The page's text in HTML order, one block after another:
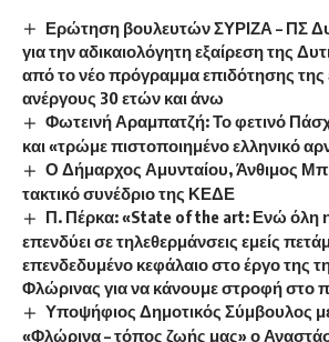
Ερώτηση βουλευτών ΣΥΡΙΖΑ – ΠΣ
για την αδικαιολόγητη εξαίρεση της
από το νέο πρόγραμμα επιδότησης της
ανέργους 30 ετών και άνω
Φωτεινή Αραμπατζή: Το φετινό
και «τρώμε πιστοποιημένο ελληνικό
Ο Δήμαρχος Αμυνταίου, Άνθιμος
τακτικό συνέδριο της ΚΕΔΕ
Π. Πέρκα: «State of the art: Ενώ
επενδύει σε τηλεθερμάνσεις εμείς
επενδεδυμένο κεφάλαιο στο έργο της
Φλώρινας για να κάνουμε στροφή στο
Υποψήφιος Δημοτικός Σύμβουλος
«Φλώρινα – τόπος ζωής μας» ο